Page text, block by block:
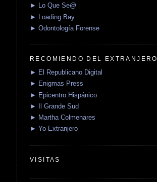
► Lo Que Se@
► Loading Bay
► Odontología Forense
RECOMIENDO DEL EXTRANJERO
► El Republicano Digital
► Enigmas Press
► Epicentro Hispánico
► Il Grande Sud
► Martha Colmenares
► Yo Extranjero
VISITAS